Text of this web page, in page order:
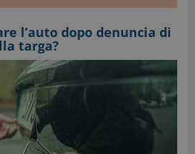
l’auto dopo denuncia di
targa?